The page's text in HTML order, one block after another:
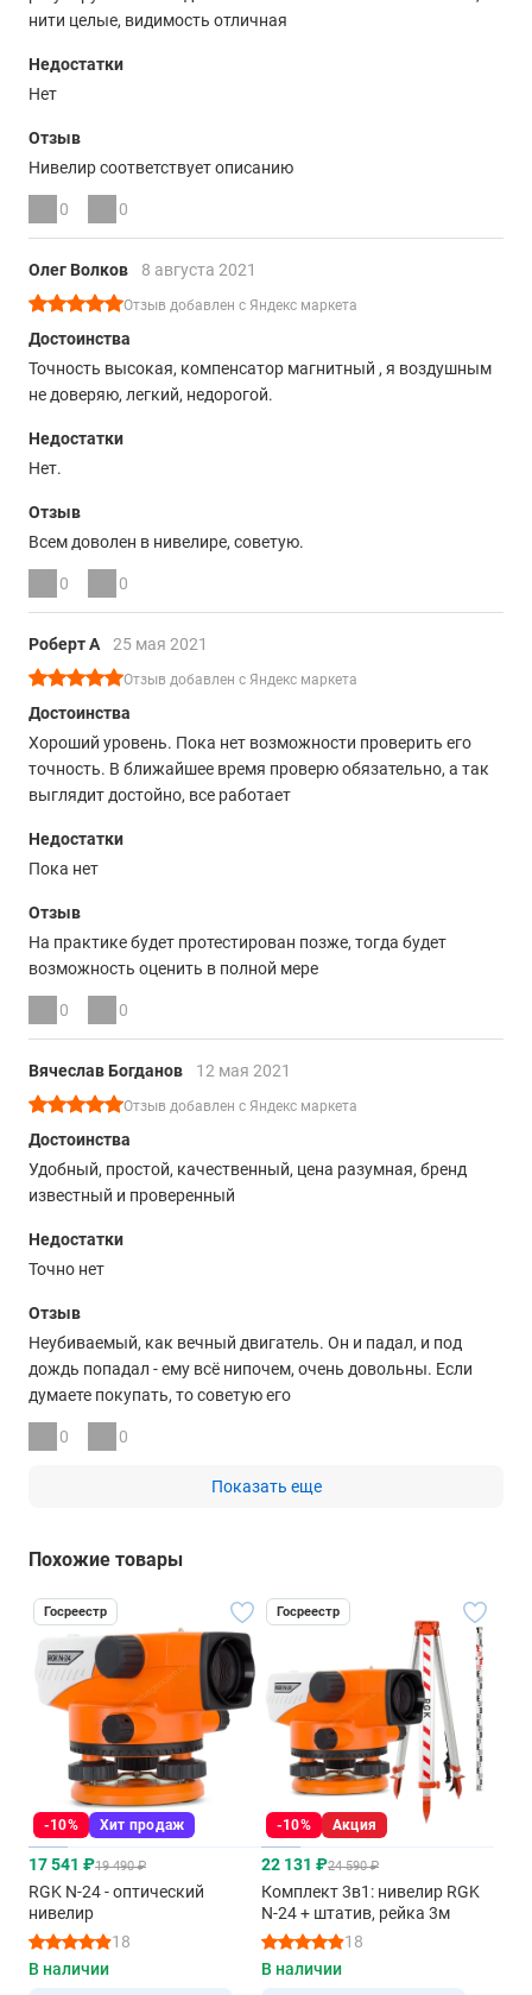
нити целые, видимость отличная
Недостатки
Нет
Отзыв
Нивелир соответствует описанию
0 0
Олег Волков 8 августа 2021
Отзыв добавлен с Яндекс маркета
Достоинства
Точность высокая, компенсатор магнитный , я воздушным
не доверяю, легкий, недорогой.
Недостатки
Нет.
Отзыв
Всем доволен в нивелире, советую.
0 0
Роберт А 25 мая 2021
Отзыв добавлен с Яндекс маркета
Достоинства
Хороший уровень. Пока нет возможности проверить его
точность. В ближайшее время проверю обязательно, а так
выглядит достойно, все работает
Недостатки
Пока нет
Отзыв
На практике будет протестирован позже, тогда будет
возможность оценить в полной мере
0 0
Вячеслав Богданов 12 мая 2021
Отзыв добавлен с Яндекс маркета
Достоинства
Удобный, простой, качественный, цена разумная, бренд
известный и проверенный
Недостатки
Точно нет
Отзыв
Неубиваемый, как вечный двигатель. Он и падал, и под
дождь попадал - ему всё нипочем, очень довольны. Если
думаете покупать, то советую его
0 0
Показать еще
Похожие товары
Госреестр
-10% Хит продаж
17 541 ₽19 490 ₽
RGK N-24 - оптический
нивелир
18
В наличии
Госреестр
-10% Акция
22 131 ₽24 590 ₽
Комплект 3в1: нивелир RGK
N-24 + штатив, рейка 3м
18
В наличии